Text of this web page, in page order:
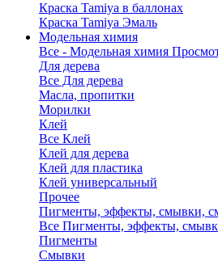
Краска Tamiya в баллонах
Краска Tamiya Эмаль
Модельная химия
Все - Модельная химия
Для дерева
Все Для дерева
Масла, пропитки
Морилки
Клей
Все Клей
Клей для дерева
Клей для пластика
Клей универсальный
Прочее
Пигменты, эффекты, смывки,
Все Пигменты, эффекты,
Пигменты
Смывки